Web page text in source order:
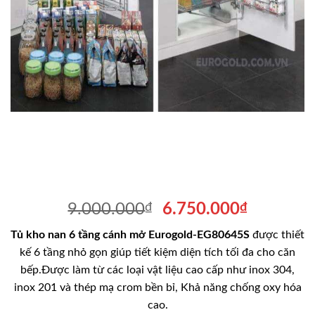
9.000.000₫
Giá
là:
9.000.000₫.
6.750.000₫Giá
tại
là:
Tủ kho nan 6 tầng cánh mở Eurogold-EG80645S được thiết
kế 6 tầng nhỏ gọn giúp tiết kiệm diện tích tối đa cho căn
bếp.Được làm từ các loại vật liệu cao cấp như inox 304,
inox 201 và thép mạ crom bền bỉ, Khả năng chống oxy hóa
cao.